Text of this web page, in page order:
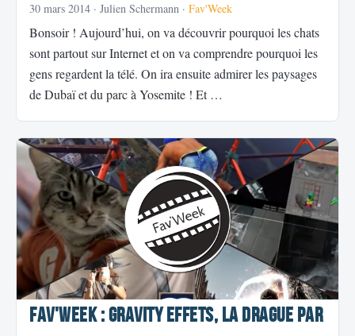
30 mars 2014 · Julien Schermann · Fav'Week
Bonsoir ! Aujourd’hui, on va découvrir pourquoi les chats
sont partout sur Internet et on va comprendre pourquoi les
gens regardent la télé. On ira ensuite admirer les paysages
de Dubaï et du parc à Yosemite ! Et …
Fav'Week : Gravity effets, la drague par